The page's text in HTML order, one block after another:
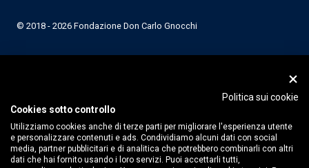
© 2018 - 2026 Fondazione Don Carlo Gnocchi
Politica sui cookie
Cookies sotto controllo
Utilizziamo cookies anche di terze parti per migliorare l'esperienza utente
e personalizzare contenuti e ads. Condividiamo alcuni dati con social
media, partner pubblicitari e di analitica che potrebbero combinarli con altri
dati che hai fornito usando i loro servizi. Puoi accettarli tutti,